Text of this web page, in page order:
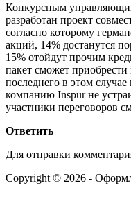
Конкурсным
разработан проект
согласно которому
акций, 14% достанутся
15% отойдут прочим
пакет сможет
последнего в этом
компанию Inspur не
участники переговоров
Ответить
Для отправки
Copyright © 2026 -